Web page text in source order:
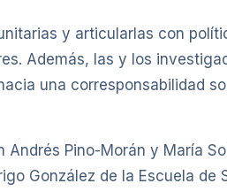
y articularlas con
Además, las y los
una corresponsabilidad
Pino-Morán y María
González de la Escuela de